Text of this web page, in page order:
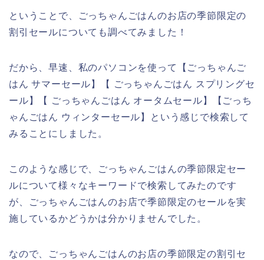
ということで、ごっちゃんごはんのお店の季節限定の
割引セールについても調べてみました！
だから、早速、私のパソコンを使って【ごっちゃんご
はん サマーセール】【 ごっちゃんごはん スプリングセ
ール】【 ごっちゃんごはん オータムセール】【ごっち
ゃんごはん ウィンターセール】という感じで検索して
みることにしました。
このような感じで、ごっちゃんごはんの季節限定セー
ルについて様々なキーワードで検索してみたのです
が、ごっちゃんごはんのお店で季節限定のセールを実
施しているかどうかは分かりませんでした。
なので、ごっちゃんごはんのお店の季節限定の割引セ